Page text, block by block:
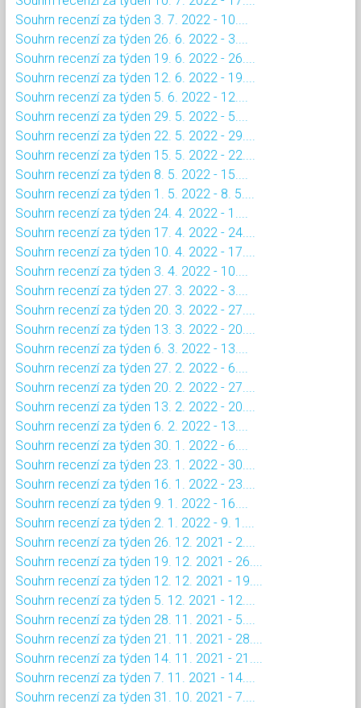
Souhrn recenzí za týden 3. 7. 2022 - 10....
Souhrn recenzí za týden 26. 6. 2022 - 3....
Souhrn recenzí za týden 19. 6. 2022 - 26....
Souhrn recenzí za týden 12. 6. 2022 - 19....
Souhrn recenzí za týden 5. 6. 2022 - 12....
Souhrn recenzí za týden 29. 5. 2022 - 5....
Souhrn recenzí za týden 22. 5. 2022 - 29....
Souhrn recenzí za týden 15. 5. 2022 - 22....
Souhrn recenzí za týden 8. 5. 2022 - 15....
Souhrn recenzí za týden 1. 5. 2022 - 8. 5....
Souhrn recenzí za týden 24. 4. 2022 - 1....
Souhrn recenzí za týden 17. 4. 2022 - 24....
Souhrn recenzí za týden 10. 4. 2022 - 17....
Souhrn recenzí za týden 3. 4. 2022 - 10....
Souhrn recenzí za týden 27. 3. 2022 - 3....
Souhrn recenzí za týden 20. 3. 2022 - 27....
Souhrn recenzí za týden 13. 3. 2022 - 20....
Souhrn recenzí za týden 6. 3. 2022 - 13....
Souhrn recenzí za týden 27. 2. 2022 - 6....
Souhrn recenzí za týden 20. 2. 2022 - 27....
Souhrn recenzí za týden 13. 2. 2022 - 20....
Souhrn recenzí za týden 6. 2. 2022 - 13....
Souhrn recenzí za týden 30. 1. 2022 - 6....
Souhrn recenzí za týden 23. 1. 2022 - 30....
Souhrn recenzí za týden 16. 1. 2022 - 23....
Souhrn recenzí za týden 9. 1. 2022 - 16....
Souhrn recenzí za týden 2. 1. 2022 - 9. 1....
Souhrn recenzí za týden 26. 12. 2021 - 2....
Souhrn recenzí za týden 19. 12. 2021 - 26....
Souhrn recenzí za týden 12. 12. 2021 - 19....
Souhrn recenzí za týden 5. 12. 2021 - 12....
Souhrn recenzí za týden 28. 11. 2021 - 5....
Souhrn recenzí za týden 21. 11. 2021 - 28....
Souhrn recenzí za týden 14. 11. 2021 - 21....
Souhrn recenzí za týden 7. 11. 2021 - 14....
Souhrn recenzí za týden 31. 10. 2021 - 7....